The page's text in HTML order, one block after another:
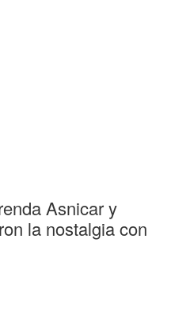
Asnicar y
la nostalgia con